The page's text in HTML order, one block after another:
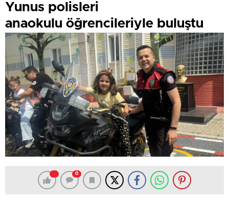
Yunus polisleri
anaokulu öğrencileriyle buluştu
0